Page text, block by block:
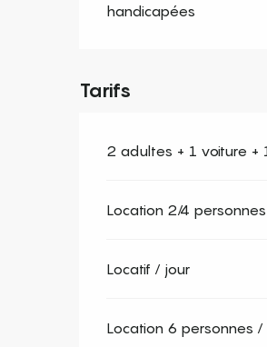
handicapées
Tarifs
2 adultes + 1 voiture
Location 2/4
Locatif / jour
Location 6 personnes